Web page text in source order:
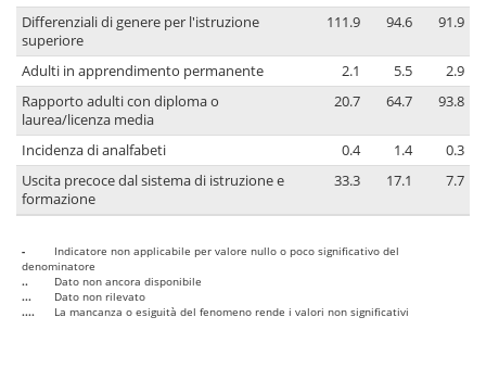
Differenziali di genere per l'istruzione
superiore
111.9 94.6 91.9
Adulti in apprendimento permanente 2.1 5.5
2.9
Rapporto adulti con diploma o
laurea/licenza media
20.7 64.7 93.8
Incidenza di analfabeti 0.4 1.4
0.3
Uscita precoce dal sistema di istruzione e
formazione
33.3 17.1 7.7
-
Indicatore non applicabile per valore nullo o poco significativo del
denominatore
..
Dato non ancora disponibile
...
Dato non rilevato
....
La mancanza o esiguità del fenomeno rende i valori non significativi